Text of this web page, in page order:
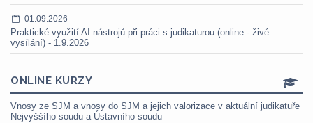
01.09.2026
Praktické využití AI nástrojů při práci s judikaturou (online - živé
vysílání) - 1.9.2026
ONLINE KURZY
Vnosy ze SJM a vnosy do SJM a jejich valorizace v aktuální judikatuře
Nejvyššího soudu a Ústavního soudu